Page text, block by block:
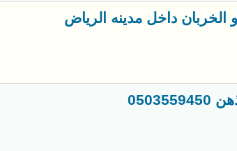
الخربان داخل مدينه الرياض